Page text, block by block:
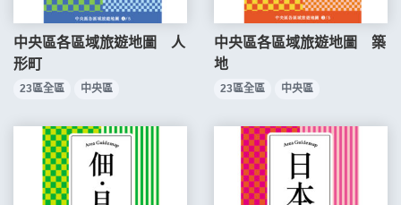
中央區各區域旅遊地圖 人
形町
23區全區 中央區
中央區各區域旅遊地圖 築
地
23區全區 中央區